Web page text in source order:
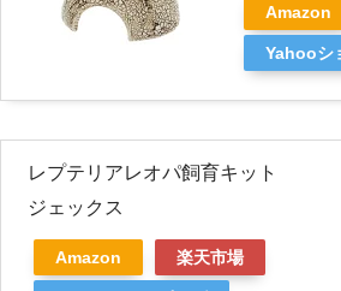
Amazon
Yahooシ
レプテリアレオパ飼育キット
ジェックス
Amazon 楽天市場